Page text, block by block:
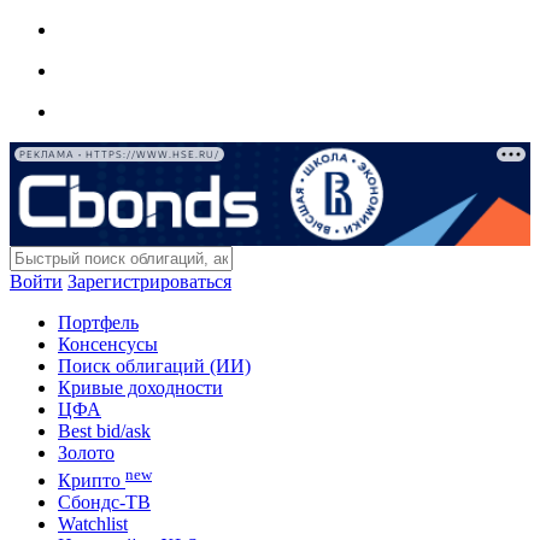
РЕКЛАМА • HTTPS://WWW.HSE.RU/
Войти Зарегистрироваться
Портфель
Консенсусы
Поиск облигаций (ИИ)
Кривые доходности
ЦФА
Best bid/ask
Золото
Крипто new
Сбондс-ТВ
Watchlist